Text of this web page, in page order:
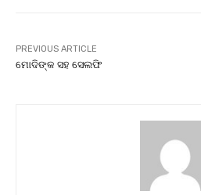
PREVIOUS ARTICLE
ମୋଦିଙ୍କ ସହ ସେଲଫି